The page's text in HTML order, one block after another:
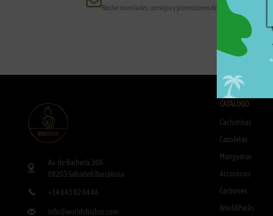
Recibe novedades, consejos y promociones de Worldshishas.
Av. de Barberà, 306
08203 Sabadell Barcelona
+34 643 82 04 46
info@worldshishas.com
CATÁLOGO
Cachimbas
Cazoletas
Mangueras
Accesorios
Carbones
WorldPacks